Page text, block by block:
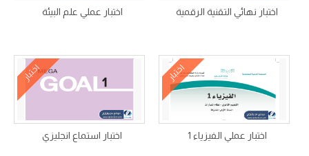
اختبار نهائي التقنية الرقمية اختبار عملي علم البيئة
اختبار
اختبار عملي الفيزياء 1
اختبار
اختبار استماع انجليزي